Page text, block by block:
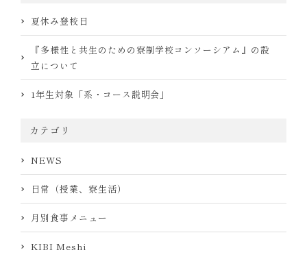
夏休み登校日
『多様性と共生のための寮制学校コンソーシアム』の設
立について
1年生対象「系・コース説明会」
カテゴリ
NEWS
日常（授業、寮生活）
月別食事メニュー
KIBI Meshi